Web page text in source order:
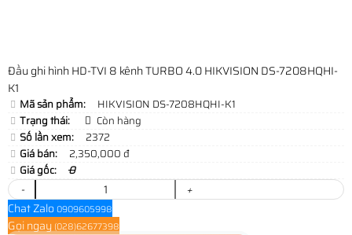
Đầu ghi hình HD-TVI 8 kênh TURBO 4.0 HIKVISION DS-7208HQHI-
K1
Mã sản phẩm:
HIKVISION DS-7208HQHI-K1
Trạng thái:
Còn hàng
Số lần xem:
2372
Giá bán:
2,350,000 đ
Giá gốc:
0
-
+
Chat Zalo 0909605998
Gọi ngay (028)62677398